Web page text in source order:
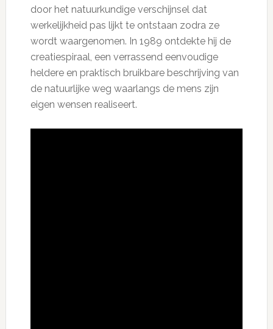
door het natuurkundige verschijnsel dat
werkelijkheid pas lijkt te ontstaan zodra ze
wordt waargenomen. In 1989 ontdekte hij de
creatiespiraal, een verrassend eenvoudige
heldere en praktisch bruikbare beschrijving van
de natuurlijke weg waarlangs de mens zijn
eigen wensen realiseert.